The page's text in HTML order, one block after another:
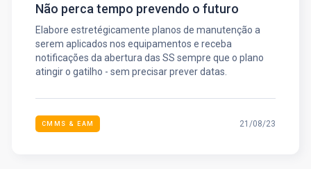
Não perca tempo prevendo o futuro
Elabore estretégicamente planos de manutenção a
serem aplicados nos equipamentos e receba
notificações da abertura das SS sempre que o plano
atingir o gatilho - sem precisar prever datas.
CMMS & EAM 21/08/23